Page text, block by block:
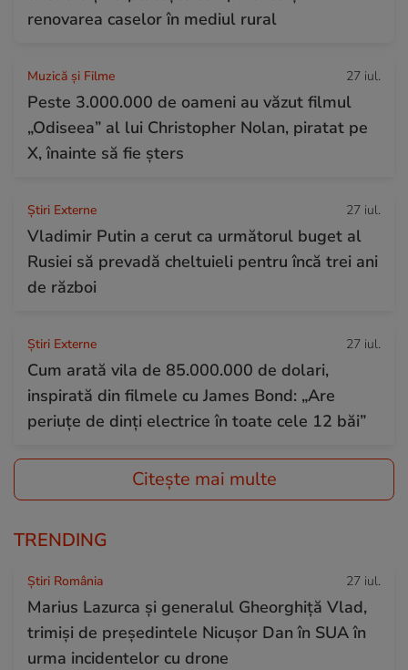
renovarea caselor în mediul rural
Muzică și Filme 27 iul.
Peste 3.000.000 de oameni au văzut filmul
„Odiseea” al lui Christopher Nolan, piratat pe
X, înainte să fie șters
Știri Externe 27 iul.
Vladimir Putin a cerut ca următorul buget al
Rusiei să prevadă cheltuieli pentru încă trei ani
de război
Știri Externe 27 iul.
Cum arată vila de 85.000.000 de dolari,
inspirată din filmele cu James Bond: „Are
periuțe de dinți electrice în toate cele 12 băi”
Citește mai multe
TRENDING
Știri România 27 iul.
Marius Lazurca și generalul Gheorghiță Vlad,
trimiși de președintele Nicușor Dan în SUA în
urma incidentelor cu drone